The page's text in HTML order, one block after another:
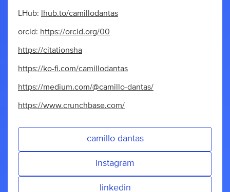
LHub: lhub.to/camillodantas
orcid: https://orcid.org/00
https://citationsha
https://ko-fi.com/camillodantas
https://medium.com/@camillo-dantas/
https://www.crunchbase.com/
camillo dantas
instagram
linkedin